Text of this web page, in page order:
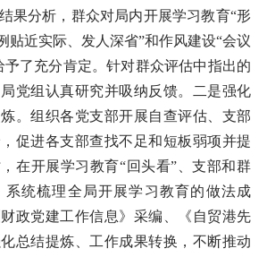
果分析，群众对局内开展学习教育“形
贴近实际、发人深省”和作风建设“会议
予了充分肯定。针对群众评估中指出的
党组认真研究并吸纳反馈。二是强化
。组织各党支部开展自查评估、支部
促进各支部查找不足和短板弱项并提
在开展学习教育“回头看”、支部和群
系统梳理全局开展学习教育的做法成
政党建工作信息》采编、《自贸港先
总结提炼、工作成果转换，不断推动